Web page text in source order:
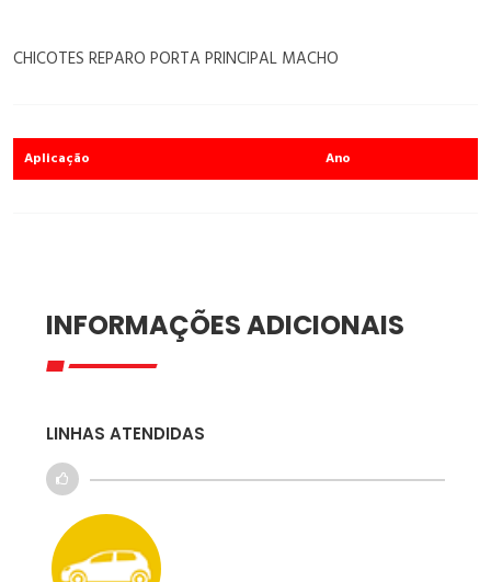
CHICOTES REPARO PORTA PRINCIPAL MACHO
Aplicação Ano
INFORMAÇÕES ADICIONAIS
LINHAS ATENDIDAS